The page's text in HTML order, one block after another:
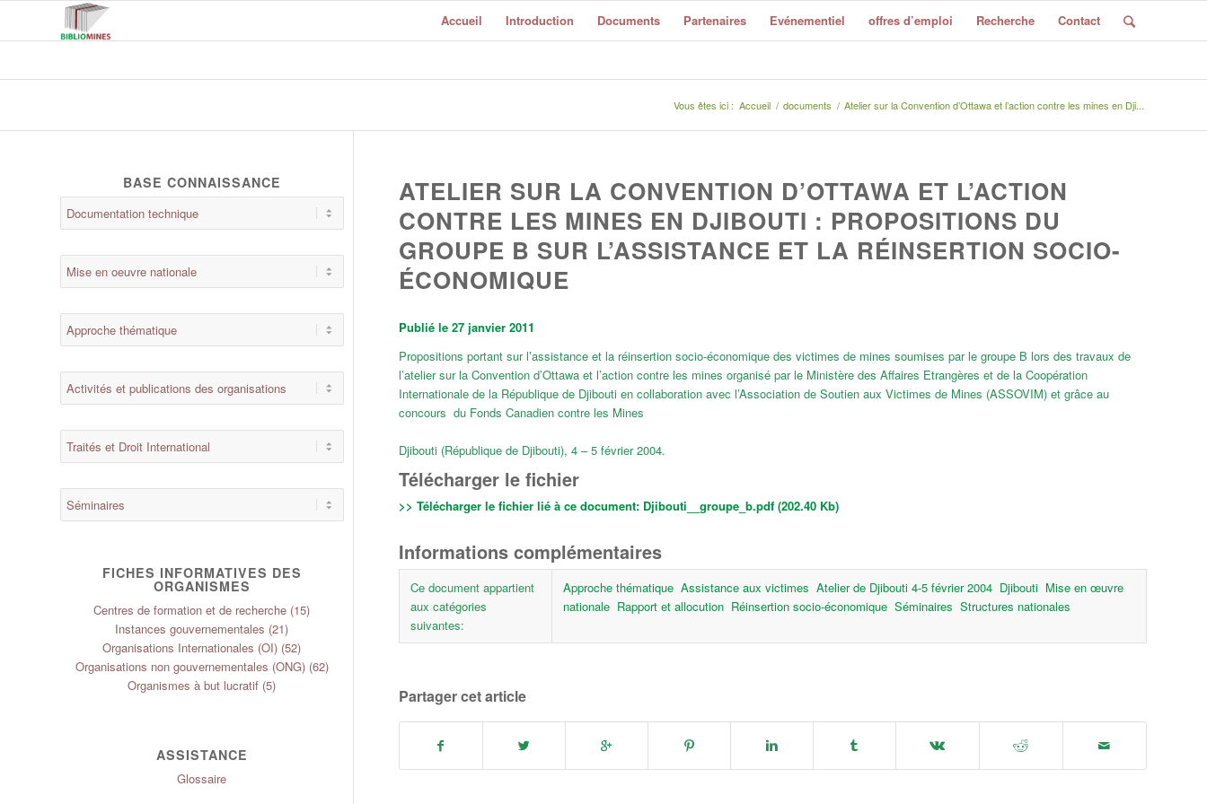
Accueil Introduction Documents Partenaires Evénementiel offres d’emploi Recherche Contact
Vous êtes ici : Accueil / documents / Atelier sur la Convention d’Ottawa et l’action contre les mines en Dji...
ATELIER SUR LA CONVENTION D’OTTAWA ET L’ACTION
CONTRE LES MINES EN DJIBOUTI : PROPOSITIONS DU
GROUPE B SUR L’ASSISTANCE ET LA RÉINSERTION SOCIO-
ÉCONOMIQUE
Publié le 27 janvier 2011
Propositions portant sur l’assistance et la réinsertion socio-économique des victimes de mines soumises par le groupe B lors des travaux de
l’atelier sur la Convention d’Ottawa et l’action contre les mines organisé par le Ministère des Affaires Etrangères et de la Coopération
Internationale de la République de Djibouti en collaboration avec l’Association de Soutien aux Victimes de Mines (ASSOVIM) et grâce au
concours du Fonds Canadien contre les Mines
Djibouti (République de Djibouti), 4 – 5 février 2004.
Télécharger le fichier
>> Télécharger le fichier lié à ce document: Djibouti__groupe_b.pdf (202.40 Kb)
Informations complémentaires
Ce document appartient
aux catégories
suivantes:
Approche thématique Assistance aux victimes Atelier de Djibouti 4-5 février 2004 Djibouti Mise en œuvre
nationale Rapport et allocution Réinsertion socio-économique Séminaires Structures nationales
Partager cet article
BASE CONNAISSANCE
FICHES INFORMATIVES DES
ORGANISMES
Centres de formation et de recherche (15)
Instances gouvernementales (21)
Organisations Internationales (OI) (52)
Organisations non gouvernementales (ONG)(62)
Organismes à but lucratif (5)
ASSISTANCE
Glossaire